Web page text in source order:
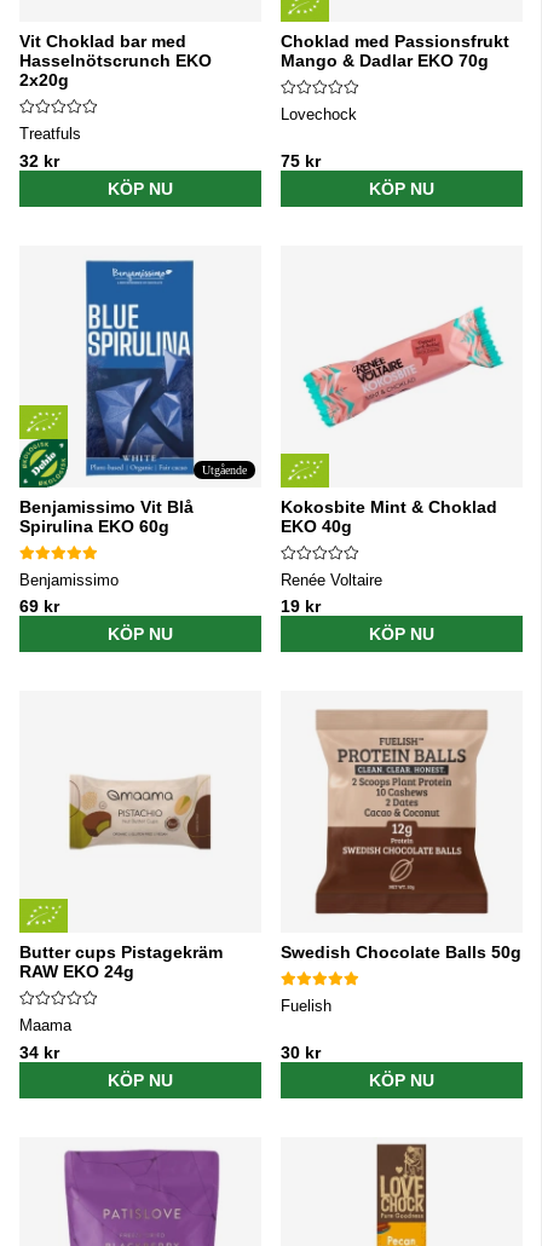
Vit Choklad bar med
Hasselnötscrunch EKO
2x20g
Treatfuls
32 kr
KÖP NU
Choklad med Passionsfrukt
Mango & Dadlar EKO 70g
Lovechock
75 kr
KÖP NU
Utgående
Benjamissimo Vit Blå
Spirulina EKO 60g
Benjamissimo
69 kr
KÖP NU
Kokosbite Mint & Choklad
EKO 40g
Renée Voltaire
19 kr
KÖP NU
Butter cups Pistagekräm
RAW EKO 24g
Maama
34 kr
KÖP NU
Swedish Chocolate Balls 50g
Fuelish
30 kr
KÖP NU